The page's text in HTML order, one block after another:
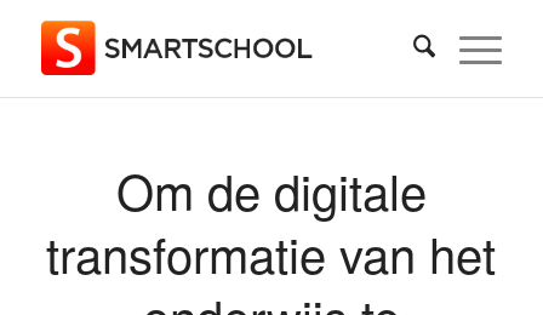
Om de digitale
transformatie van het